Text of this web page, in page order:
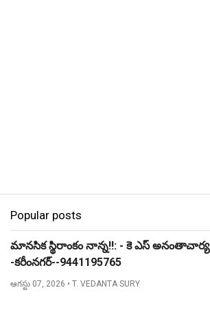
Popular posts
మానసిక స్థిరాంకం నాన్న!!: - కె ఎస్ అనంతాచార్య
-కరీంనగర్--9441195765
ఆగస్టు 07, 2026 • T. VEDANTA SURY